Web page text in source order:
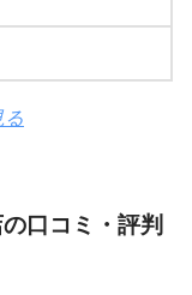
る
口コミ・評判